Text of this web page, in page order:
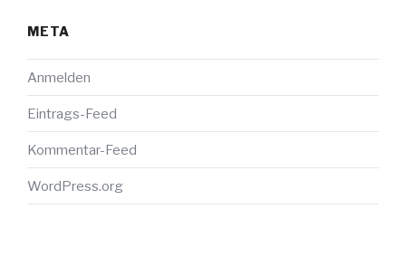
META
Anmelden
Eintrags-Feed
Kommentar-Feed
WordPress.org